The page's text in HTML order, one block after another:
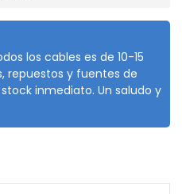
los cables es de 10-15
repuestos y fuentes de
inmediato. Un saludo y